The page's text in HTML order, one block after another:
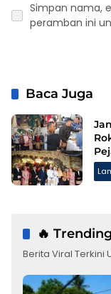
Simpan nama,
peramban ini
Baca Juga
🔥 Trending
Berita Viral Terkini